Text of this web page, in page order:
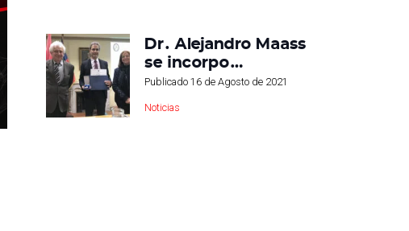
Dr. Alejandro Maass
se incorpo…
Publicado 16 de Agosto de 2021
Noticias